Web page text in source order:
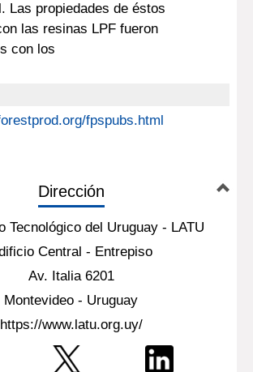
Las propiedades de éstos
las resinas LPF fueron
con los
fpspubs.html
Dirección
Tecnológico del Uruguay - LATU
Central - Entrepiso
Av. Italia 6201
Montevideo - Uruguay
https://www.latu.org.uy/